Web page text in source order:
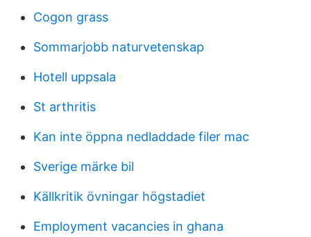
Cogon grass
Sommarjobb naturvetenskap
Hotell uppsala
St arthritis
Kan inte öppna nedladdade filer mac
Sverige märke bil
Källkritik övningar högstadiet
Employment vacancies in ghana